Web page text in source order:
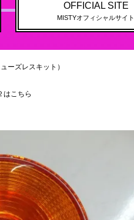
OFFICIAL SITE
MISTYオフィシャルサイト
ーズレスキット）
はこちら